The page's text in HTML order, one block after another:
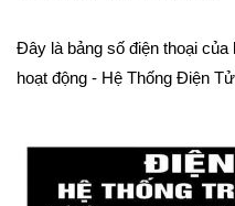
Đây là bảng số điện thoại của
hoạt động - Hệ Thống Điện